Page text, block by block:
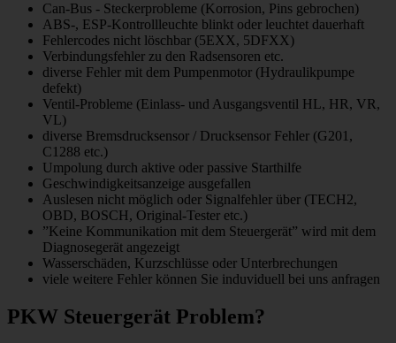
Can-Bus - Steckerprobleme (Korrosion, Pins gebrochen)
ABS-, ESP-Kontrollleuchte blinkt oder leuchtet dauerhaft
Fehlercodes nicht löschbar (5EXX, 5DFXX)
Verbindungsfehler zu den Radsensoren etc.
diverse Fehler mit dem Pumpenmotor (Hydraulikpumpe
defekt)
Ventil-Probleme (Einlass- und Ausgangsventil HL, HR, VR,
VL)
diverse Bremsdrucksensor / Drucksensor Fehler (G201,
C1288 etc.)
Umpolung durch aktive oder passive Starthilfe
Geschwindigkeitsanzeige ausgefallen
Auslesen nicht möglich oder Signalfehler über (TECH2,
OBD, BOSCH, Original-Tester etc.)
”Keine Kommunikation mit dem Steuergerät” wird mit dem
Diagnosegerät angezeigt
Wasserschäden, Kurzschlüsse oder Unterbrechungen
viele weitere Fehler können Sie induviduell bei uns anfragen
PKW Steuergerät Problem?